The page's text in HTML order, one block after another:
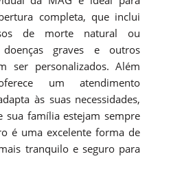
completa, que inclui
de morte natural ou
doenças graves e outros
ser personalizados. Além
um atendimento
às suas necessidades,
sua família estejam sempre
é uma excelente forma de
tranquilo e seguro para